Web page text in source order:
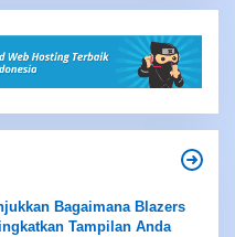
Bagaimana Blazers
Tampilan Anda